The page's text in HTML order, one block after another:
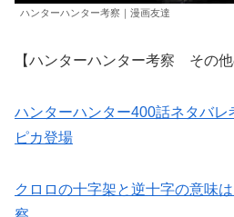
ハンターハンター考察｜漫画友達
【ハンターハンター考察 その他
ハンターハンター400話ネタバ
ピカ登場
クロロの十字架と逆十字の意味